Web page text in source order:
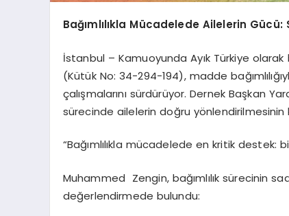
Bağımlılıkla Mücadelede Ailelerin
İstanbul – Kamuoyunda Ayık Türkiye olarak
(Kütük No: 34-294-194), madde
çalışmalarını sürdürüyor. Dernek Başkan
sürecinde ailelerin doğru
“Bağımlılıkla mücadelede en kritik destek:
Muhammed Zengin, bağımlılık sürecinin
değerlendirmede bulundu: